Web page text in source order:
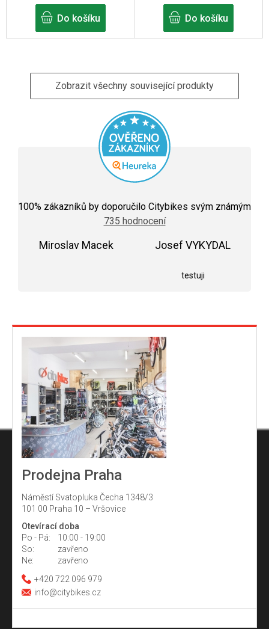
Do košíku Do košíku
Zobrazit všechny související produkty
hodnocení
obchodu
je
100% zákazníků by doporučilo Citybikes svým známým
735 hodnocení
Miroslav Macek Josef VYKYDAL
testuji
Prodejna Praha
Náměstí Svatopluka Čecha 1348/3
101 00 Praha 10 – Vršovice
Otevírací doba
Po - Pá:
10:00 - 19:00
So:
zavřeno
Ne:
zavřeno
+420 722 096 979
info@citybikes.cz